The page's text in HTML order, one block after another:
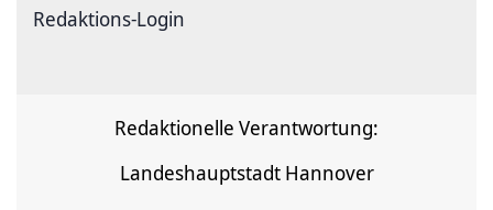
Redaktions-Login
Redaktionelle Verantwortung:
Landeshauptstadt Hannover